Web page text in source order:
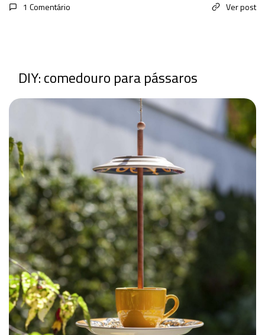
1 Comentário Ver post
DIY: comedouro para pássaros